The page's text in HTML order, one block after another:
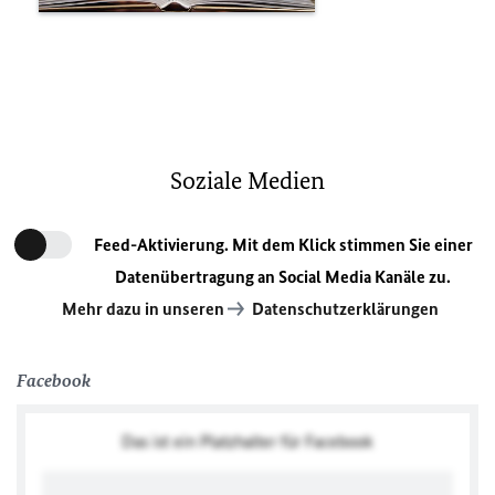
Soziale Medien
Feed-Aktivierung. Mit dem Klick stimmen Sie einer
Datenübertragung an Social Media Kanäle zu.
Mehr dazu in unseren
Datenschutzerklärungen
Facebook
Das ist ein Platzhalter für Facebook